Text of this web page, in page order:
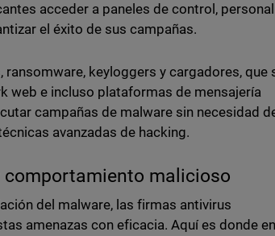
acceder a paneles de control,
el éxito de sus campañas.
keyloggers y cargadores, que
web e incluso plataformas de mensajería
campañas de malware sin necesidad
avanzadas de hacking.
comportamiento malicioso
del malware, las firmas antivirus
amenazas con eficacia. Aquí es donde